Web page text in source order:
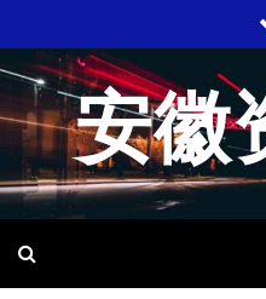
至
内
容
安徽